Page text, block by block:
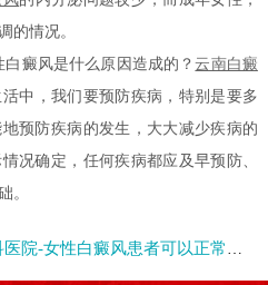
的情况。
癜风是什么原因造成的？云南白癜
中，我们要预防疾病，特别是要多
预防疾病的发生，大大减少疾病的
况确定，任何疾病都应及早预防、
。
-女性白癜风患者可以正常生育吗